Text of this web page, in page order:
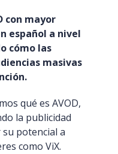
con mayor
español a nivel
cómo las
masivas
qué es AVOD,
la publicidad
potencial a
como ViX.